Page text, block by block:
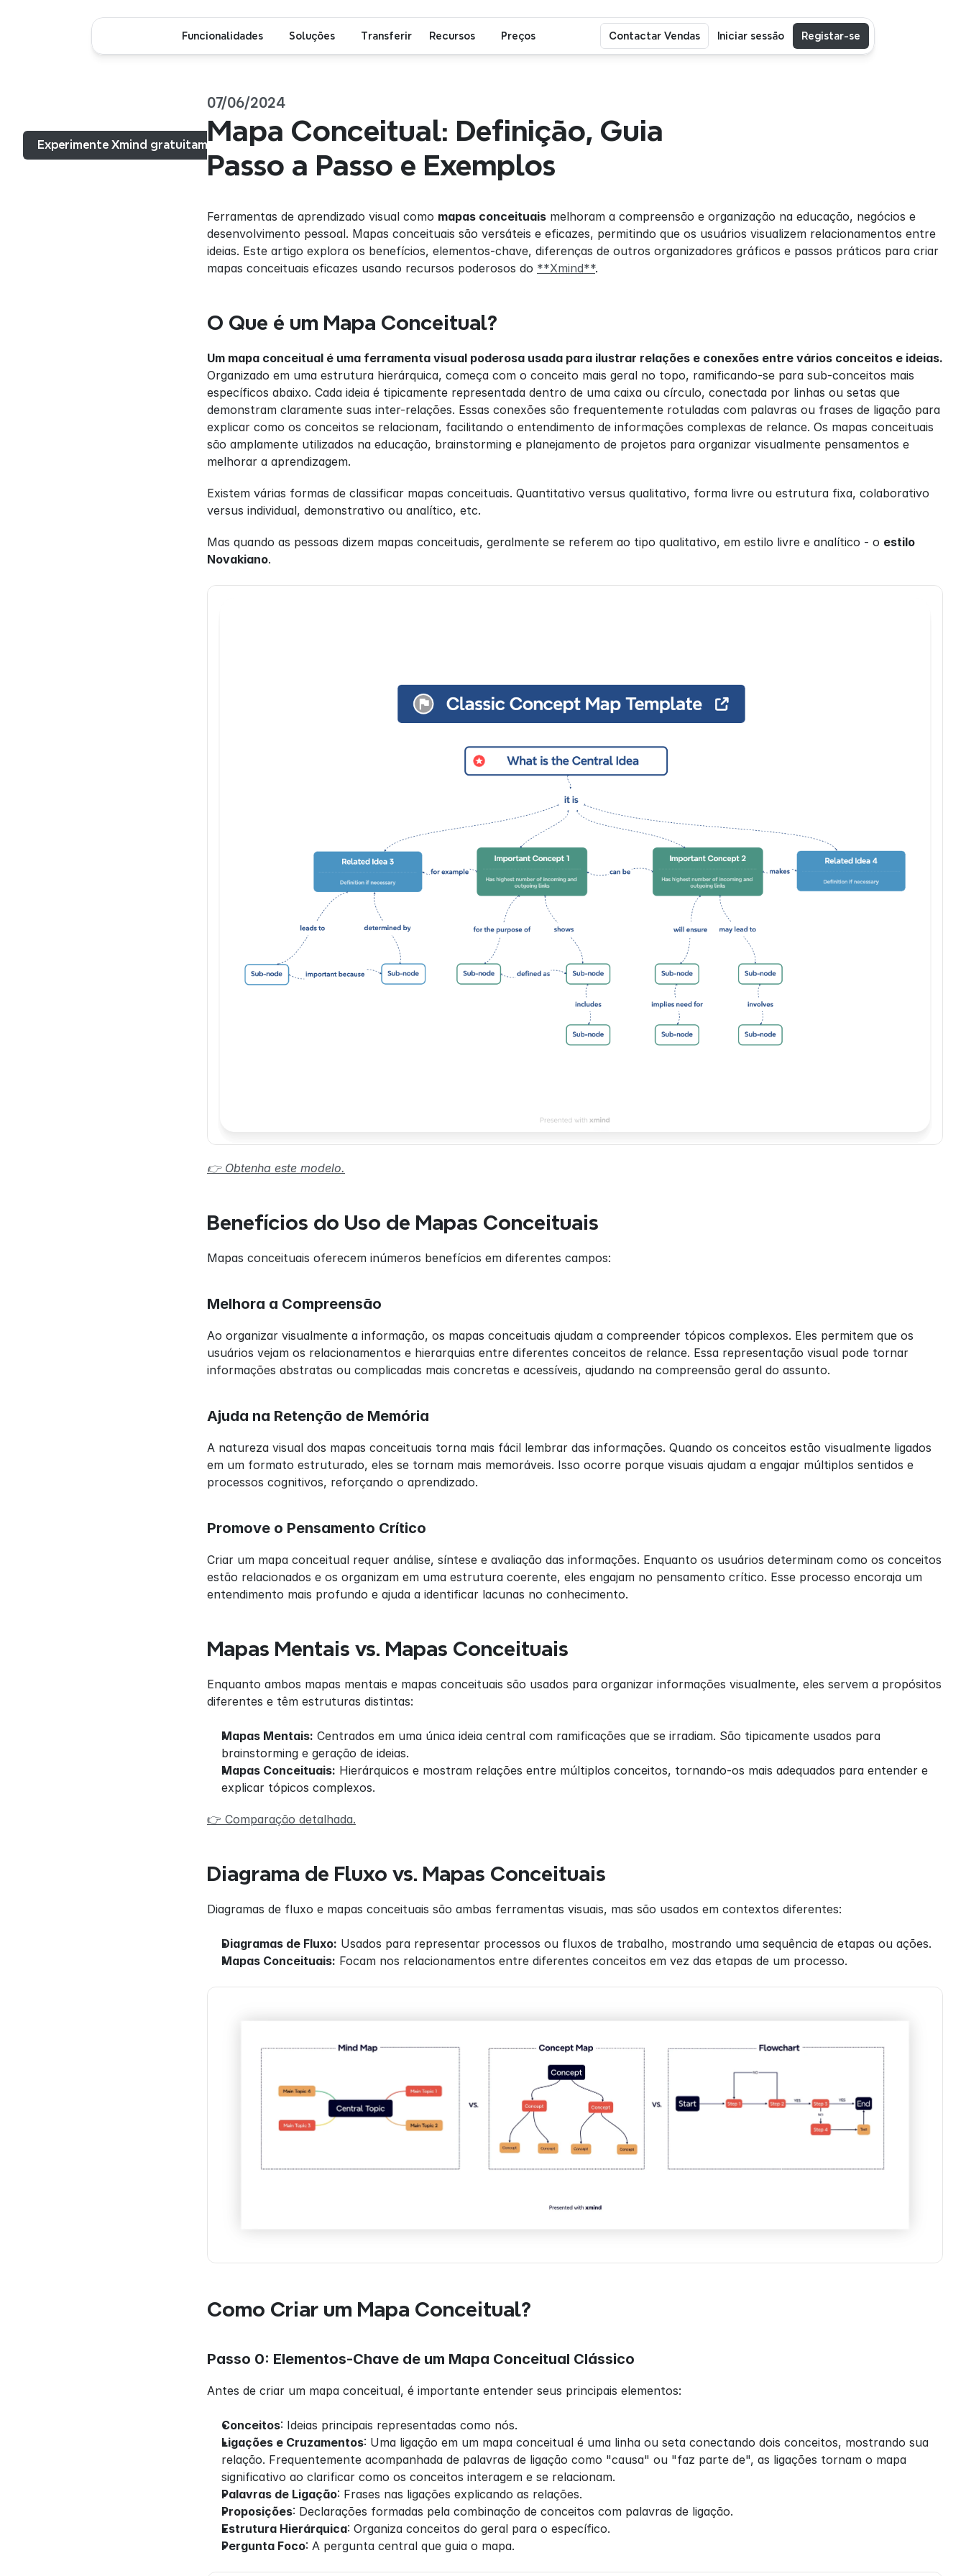
Experimente Xmind gratuitamente
07/06/2024
Mapa Conceitual: Definição, Guia
Passo a Passo e Exemplos
Ferramentas de aprendizado visual como mapas conceituais melhoram a compreensão e organização na educação, negócios e
desenvolvimento pessoal. Mapas conceituais são versáteis e eficazes, permitindo que os usuários visualizem relacionamentos entre
ideias. Este artigo explora os benefícios, elementos-chave, diferenças de outros organizadores gráficos e passos práticos para criar
mapas conceituais eficazes usando recursos poderosos do **Xmind**.
O Que é um Mapa Conceitual?
Um mapa conceitual é uma ferramenta visual poderosa usada para ilustrar relações e conexões entre vários conceitos e ideias.
Organizado em uma estrutura hierárquica, começa com o conceito mais geral no topo, ramificando-se para sub-conceitos mais
específicos abaixo. Cada ideia é tipicamente representada dentro de uma caixa ou círculo, conectada por linhas ou setas que
demonstram claramente suas inter-relações. Essas conexões são frequentemente rotuladas com palavras ou frases de ligação para
explicar como os conceitos se relacionam, facilitando o entendimento de informações complexas de relance. Os mapas conceituais
são amplamente utilizados na educação, brainstorming e planejamento de projetos para organizar visualmente pensamentos e
melhorar a aprendizagem.
Existem várias formas de classificar mapas conceituais. Quantitativo versus qualitativo, forma livre ou estrutura fixa, colaborativo
versus individual, demonstrativo ou analítico, etc.
Mas quando as pessoas dizem mapas conceituais, geralmente se referem ao tipo qualitativo, em estilo livre e analítico - o estilo
Novakiano.
👉 Obtenha este modelo.
Benefícios do Uso de Mapas Conceituais
Mapas conceituais oferecem inúmeros benefícios em diferentes campos:
Melhora a Compreensão
Ao organizar visualmente a informação, os mapas conceituais ajudam a compreender tópicos complexos. Eles permitem que os
usuários vejam os relacionamentos e hierarquias entre diferentes conceitos de relance. Essa representação visual pode tornar
informações abstratas ou complicadas mais concretas e acessíveis, ajudando na compreensão geral do assunto.
Ajuda na Retenção de Memória
A natureza visual dos mapas conceituais torna mais fácil lembrar das informações. Quando os conceitos estão visualmente ligados
em um formato estruturado, eles se tornam mais memoráveis. Isso ocorre porque visuais ajudam a engajar múltiplos sentidos e
processos cognitivos, reforçando o aprendizado.
Promove o Pensamento Crítico
Criar um mapa conceitual requer análise, síntese e avaliação das informações. Enquanto os usuários determinam como os conceitos
estão relacionados e os organizam em uma estrutura coerente, eles engajam no pensamento crítico. Esse processo encoraja um
entendimento mais profundo e ajuda a identificar lacunas no conhecimento.
Mapas Mentais vs. Mapas Conceituais
Enquanto ambos mapas mentais e mapas conceituais são usados para organizar informações visualmente, eles servem a propósitos
diferentes e têm estruturas distintas:
Mapas Mentais: Centrados em uma única ideia central com ramificações que se irradiam. São tipicamente usados para
brainstorming e geração de ideias.
Mapas Conceituais: Hierárquicos e mostram relações entre múltiplos conceitos, tornando-os mais adequados para entender e
explicar tópicos complexos.
👉 Comparação detalhada.
Diagrama de Fluxo vs. Mapas Conceituais
Diagramas de fluxo e mapas conceituais são ambas ferramentas visuais, mas são usados em contextos diferentes:
Diagramas de Fluxo: Usados para representar processos ou fluxos de trabalho, mostrando uma sequência de etapas ou ações.
Mapas Conceituais: Focam nos relacionamentos entre diferentes conceitos em vez das etapas de um processo.
Como Criar um Mapa Conceitual?
Passo 0: Elementos-Chave de um Mapa Conceitual Clássico
Antes de criar um mapa conceitual, é importante entender seus principais elementos:
Conceitos: Ideias principais representadas como nós.
Ligações e Cruzamentos: Uma ligação em um mapa conceitual é uma linha ou seta conectando dois conceitos, mostrando sua
relação. Frequentemente acompanhada de palavras de ligação como "causa" ou "faz parte de", as ligações tornam o mapa
significativo ao clarificar como os conceitos interagem e se relacionam.
Palavras de Ligação: Frases nas ligações explicando as relações.
Proposições: Declarações formadas pela combinação de conceitos com palavras de ligação.
Estrutura Hierárquica: Organiza conceitos do geral para o específico.
Pergunta Foco: A pergunta central que guia o mapa.
Funcionalidades Soluções Transferir Recursos Preços Contactar Vendas Iniciar sessão Registar-se